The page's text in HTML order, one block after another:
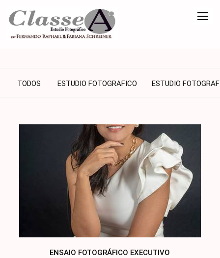
TODOS ESTUDIO FOTOGRAFICO ESTUDIO
ENSAIO FOTOGRÁFICO EXECUTIVO